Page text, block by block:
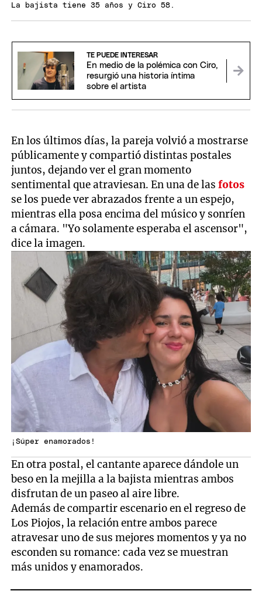
La bajista tiene 35 años y Ciro 58.
TE PUEDE INTERESAR
En medio de la polémica con Ciro,
resurgió una historia íntima
sobre el artista
En los últimos días, la pareja volvió a mostrarse
públicamente y compartió distintas postales
juntos, dejando ver el gran momento
sentimental que atraviesan. En una de lasfotos
se los puede ver abrazados frente a un espejo,
mientras ella posa encima del músico y sonríen
a cámara. "Yo solamente esperaba el ascensor",
dice la imagen.
¡Súper enamorados!
En otra postal, el cantante aparece dándole un
beso en la mejilla a la bajista mientras ambos
disfrutan de un paseo al aire libre.
Además de compartir escenario en el regreso de
Los Piojos, la relación entre ambos parece
atravesar uno de sus mejores momentos y ya no
esconden su romance: cada vez se muestran
más unidos y enamorados.